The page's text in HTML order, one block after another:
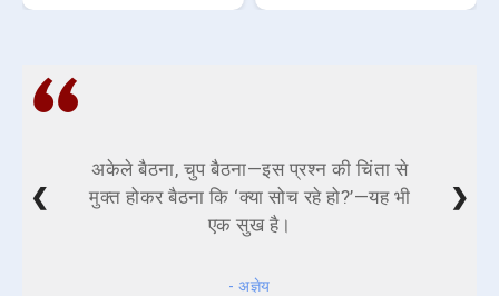
अकेले बैठना, चुप बैठना—इस प्रश्न की चिंता से
मुक्त होकर बैठना कि ‘क्या सोच रहे हो?’—यह भी
एक सुख है।
- अज्ञेय
❮ ❯